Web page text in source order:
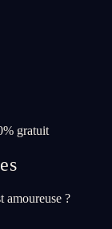
gratuit
amoureuse ?